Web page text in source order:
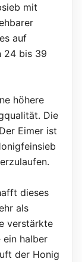
mit
auf
24 bis 39
höhere
Die
Eimer ist
dieses
als
verstärkte
ein halber
der Honig